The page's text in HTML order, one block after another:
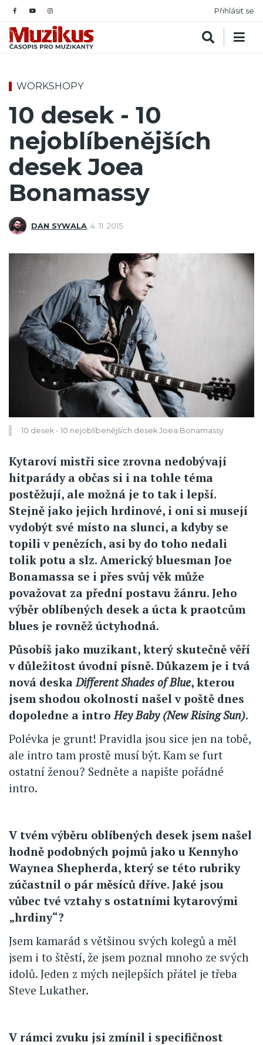
Přihlásit se
WORKSHOPY
10 desek - 10
nejoblíbenějších
desek Joea
Bonamassy
DAN SYWALA 4. 11. 2015
10 desek - 10 nejoblíbenějších desek Joea Bonamassy
Kytaroví mistři sice zrovna nedobývají
hitparády a občas si i na tohle téma
postěžují, ale možná je to tak i lepší.
Stejně jako jejich hrdinové, i oni si musejí
vydobýt své místo na slunci, a kdyby se
topili v penězích, asi by do toho nedali
tolik potu a slz. Americký bluesman Joe
Bonamassa se i přes svůj věk může
považovat za přední postavu žánru. Jeho
výběr oblíbených desek a úcta k praotcům
blues je rovněž úctyhodná.
Působíš jako muzikant, který skutečně věří
v důležitost úvodní písně. Důkazem je i tvá
nová deska Different Shades of Blue, kterou
jsem shodou okolností našel v poště dnes
dopoledne a intro Hey Baby (New Rising Sun).
Polévka je grunt! Pravidla jsou sice jen na tobě,
ale intro tam prostě musí být. Kam se furt
ostatní ženou? Sedněte a napište pořádné
intro.
V tvém výběru oblíbených desek jsem našel
hodně podobných pojmů jako u Kennyho
Waynea Shepherda, který se této rubriky
zúčastnil o pár měsíců dříve. Jaké jsou
vůbec tvé vztahy s ostatními kytarovými
„hrdiny“?
Jsem kamarád s většinou svých kolegů a měl
jsem i to štěstí, že jsem poznal mnoho ze svých
idolů. Jeden z mých nejlepších přátel je třeba
Steve Lukather.
V rámci zvuku jsi zmínil i specifičnost